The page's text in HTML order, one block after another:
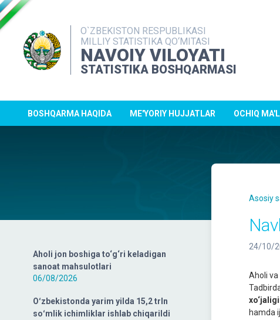
O`ZBEKISTON RESPUBLIKASI
MILLIY STATISTIKA QO‘MITASI
NAVOIY VILOYATI
STATISTIKA BOSHQARMASI
BOSHQARMA HAQIDA ME'YORIY HUJJATLAR OCHIQ
Aholi jon boshiga to‘g‘ri keladigan
sanoat mahsulotlari
06/08/2026
Oʻzbekistonda yarim yilda 15,2 trln
soʻmlik ichimliklar ishlab chiqarildi
Asosiy
24/10/
Aholi va
hamda